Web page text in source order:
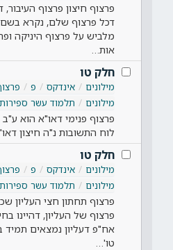
פרצוף חיצון פרצוף
דכל פרצוף שלם, נקרא בשם
מלביש על פרצוף היניקה
אות…
חלק טו
מילונים אינדקס פ
מילונים
תלמוד עשר ספירות
פרצוף פנימי דאו"א הוא
לוח התשובות נ"ה חיצון
חלק טו
מילונים אינדקס פ
מילונים
תלמוד עשר ספירות
פרצוף תחתון חצי העליון
פרצוף של העליון, דהיינו
אח"פ דעליון נמצאים תמיד
טו'…